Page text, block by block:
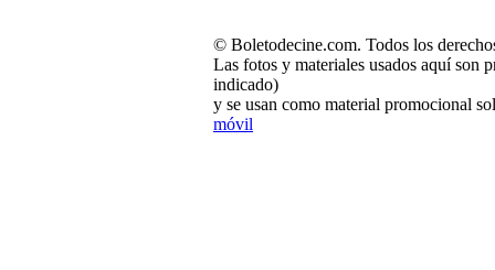
© Boletodecine.com. Todos los
Las fotos y materiales usados aquí son
indicado)
y se usan como material promocional
móvil